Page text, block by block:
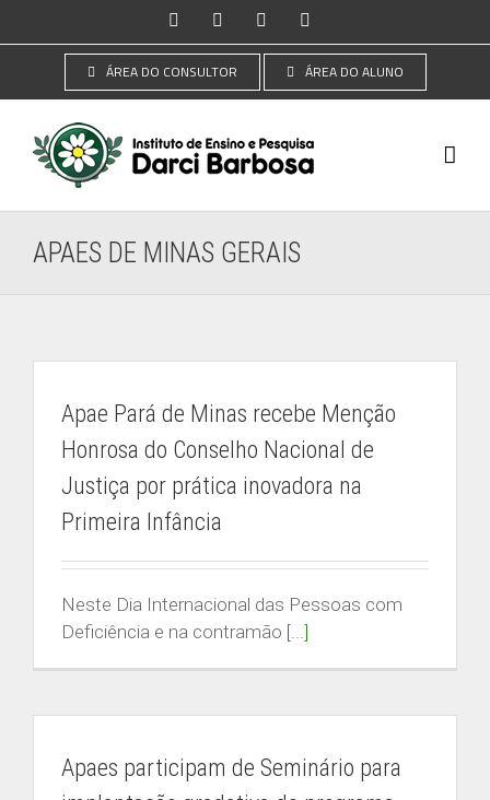
para
conteúdo
InstagramFacebookYouTube
ÁREA DO CONSULTOR ÁREA DO ALUNO
APAES DE MINAS GERAIS
Apae Pará de Minas recebe Menção
Honrosa do Conselho Nacional de
Justiça por prática inovadora na
Primeira Infância
Neste Dia Internacional das Pessoas com
Deficiência e na contramão [...]
Apaes participam de Seminário para